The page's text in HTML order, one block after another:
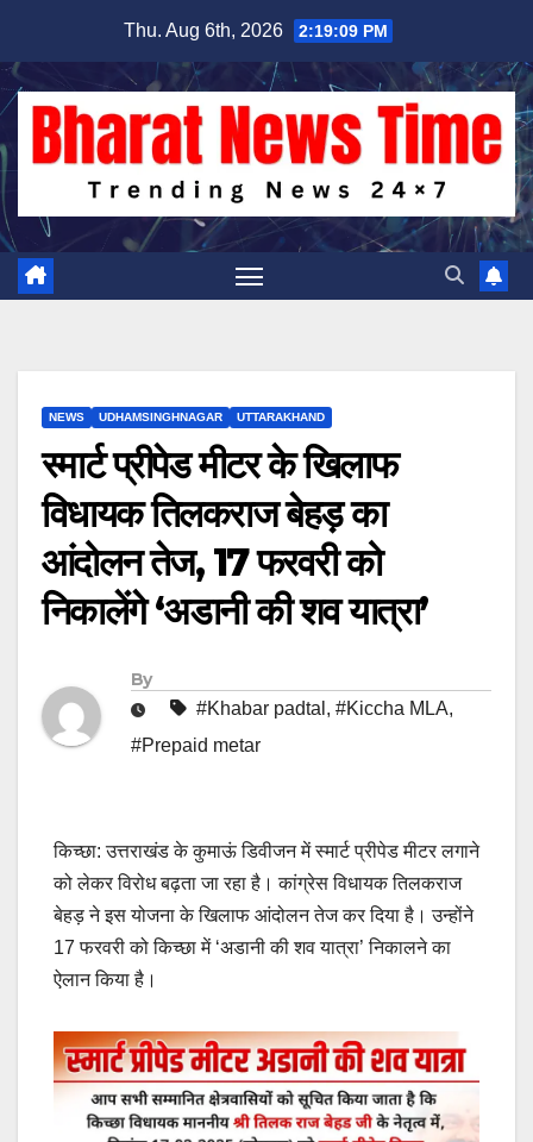
content
Thu. Aug 6th, 2026 2:19:09 PM
NEWS UDHAMSINGHNAGAR UTTARAKHAND
स्मार्ट प्रीपेड मीटर के खिलाफ
विधायक तिलकराज बेहड़ का
आंदोलन तेज, 17 फरवरी को
निकालेंगे ‘अडानी की शव यात्रा’
By
#Khabar padtal , #Kiccha MLA,
#Prepaid metar
किच्छा: उत्तराखंड के कुमाऊं डिवीजन में स्मार्ट प्रीपेड मीटर लगाने
को लेकर विरोध बढ़ता जा रहा है। कांग्रेस विधायक तिलकराज
बेहड़ ने इस योजना के खिलाफ आंदोलन तेज कर दिया है। उन्होंने
17 फरवरी को किच्छा में ‘अडानी की शव यात्रा’ निकालने का
ऐलान किया है।